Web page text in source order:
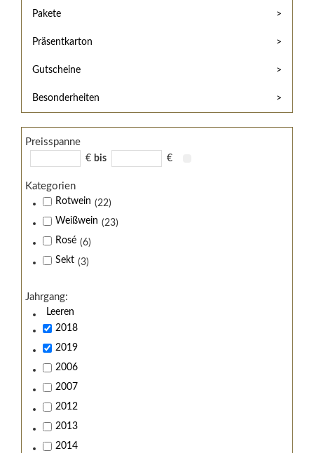
/
Widerrufsformular
AGB
und
Zahlungsbedingungen
Meine
Bestellung
Pakete
Präsentkarton
Gutscheine
Besonderheiten
Preisspanne
€ bis €
Kategorien
Rotwein (22)
Weißwein (23)
Rosé (6)
Sekt (3)
Jahrgang:
Leeren
2018
2019
2006
2007
2012
2013
2014